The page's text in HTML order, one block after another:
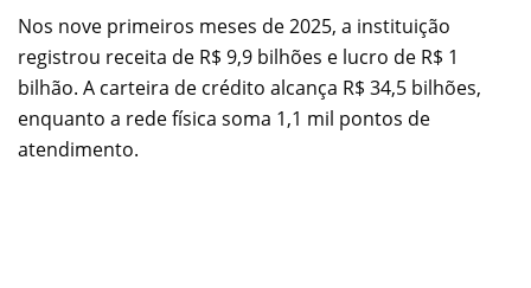
Nos nove primeiros meses de 2025, a instituição
registrou receita de R$ 9,9 bilhões e lucro de R$ 1
bilhão. A carteira de crédito alcança R$ 34,5 bilhões,
enquanto a rede física soma 1,1 mil pontos de
atendimento.